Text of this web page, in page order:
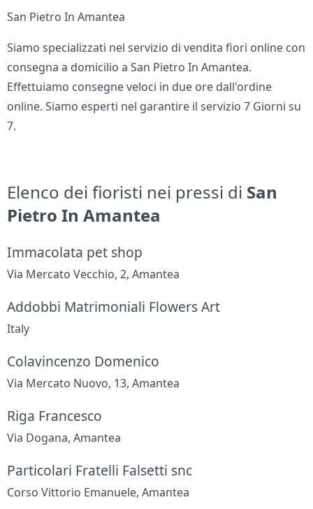
San Pietro In Amantea
Siamo specializzati nel servizio di vendita fiori online con
consegna a domicilio a San Pietro In Amantea.
Effettuiamo consegne veloci in due ore dall'ordine
online. Siamo esperti nel garantire il servizio 7 Giorni su
7.
Elenco dei fioristi nei pressi di San
Pietro In Amantea
Immacolata pet shop
Via Mercato Vecchio, 2, Amantea
Addobbi Matrimoniali Flowers Art
Italy
Colavincenzo Domenico
Via Mercato Nuovo, 13, Amantea
Riga Francesco
Via Dogana, Amantea
Particolari Fratelli Falsetti snc
Corso Vittorio Emanuele, Amantea